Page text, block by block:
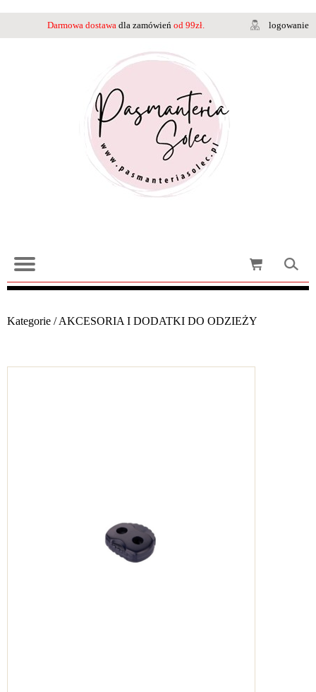
Darmowa dostawa dla zamówień od 99zł. logowanie
Kategorie /AKCESORIA I DODATKI DO ODZIEŻY